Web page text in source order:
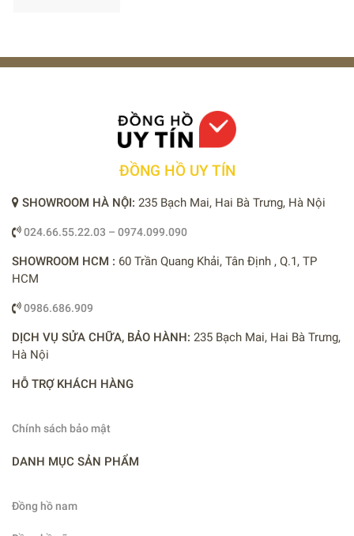
ĐỒNG HỒ UY TÍN
SHOWROOM HÀ NỘI: 235 Bạch Mai, Hai Bà Trưng, Hà Nội
024.66.55.22.03 – 0974.099.090
SHOWROOM HCM : 60 Trần Quang Khải, Tân Định , Q.1, TP
HCM
0986.686.909
DỊCH VỤ SỬA CHỮA, BẢO HÀNH: 235 Bạch Mai, Hai Bà Trưng,
Hà Nội
HỖ TRỢ KHÁCH HÀNG
Chính sách bảo mật
DANH MỤC SẢN PHẨM
Đồng hồ nam